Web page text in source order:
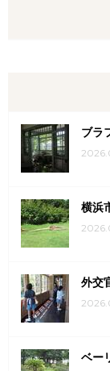
ブラ
横浜
外交
ベー